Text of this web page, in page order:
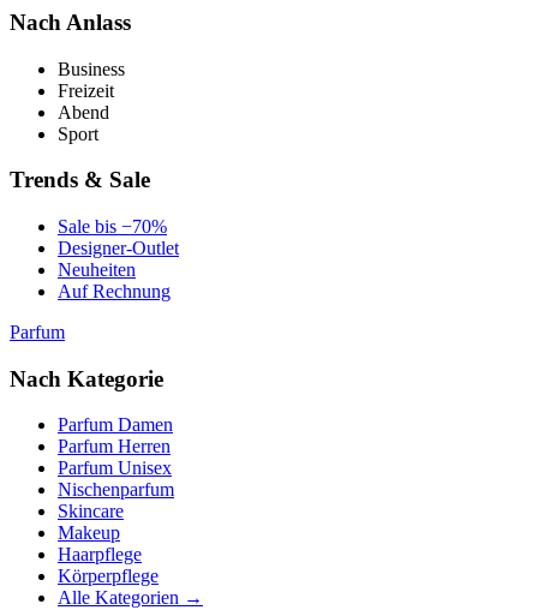
Nach Anlass
Business
Freizeit
Abend
Sport
Trends & Sale
Sale bis −70%
Designer-Outlet
Neuheiten
Auf Rechnung
Parfum
Nach Kategorie
Parfum Damen
Parfum Herren
Parfum Unisex
Nischenparfum
Skincare
Makeup
Haarpflege
Körperpflege
Alle Kategorien →